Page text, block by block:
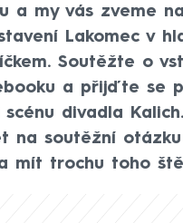
a my vás zveme na
Lakomec v
Soutěžte o
a přijďte se
divadla
na soutěžní
mít trochu toho